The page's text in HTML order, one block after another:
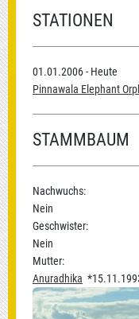
STATIONEN
01.01.2006 - Heute
Pinnawala Elephant
STAMMBAUM
Nachwuchs:
Nein
Geschwister:
Nein
Mutter:
Anuradhika